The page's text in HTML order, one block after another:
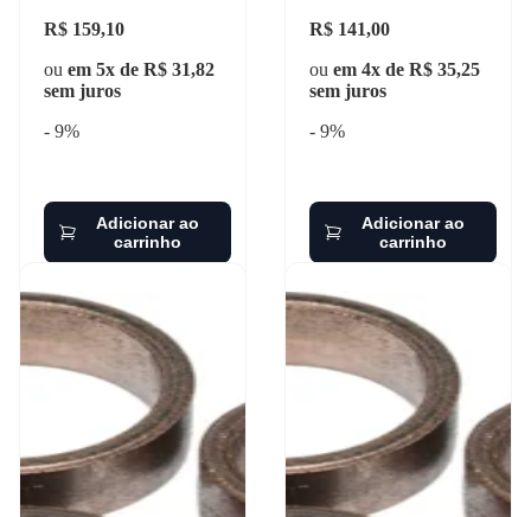
R$ 159,10
ou em 5x de R$ 31,82
sem juros
- 9%
Adicionar ao
carrinho
R$ 141,00
ou em 4x de R$ 35,25
sem juros
- 9%
Adicionar ao
carrinho